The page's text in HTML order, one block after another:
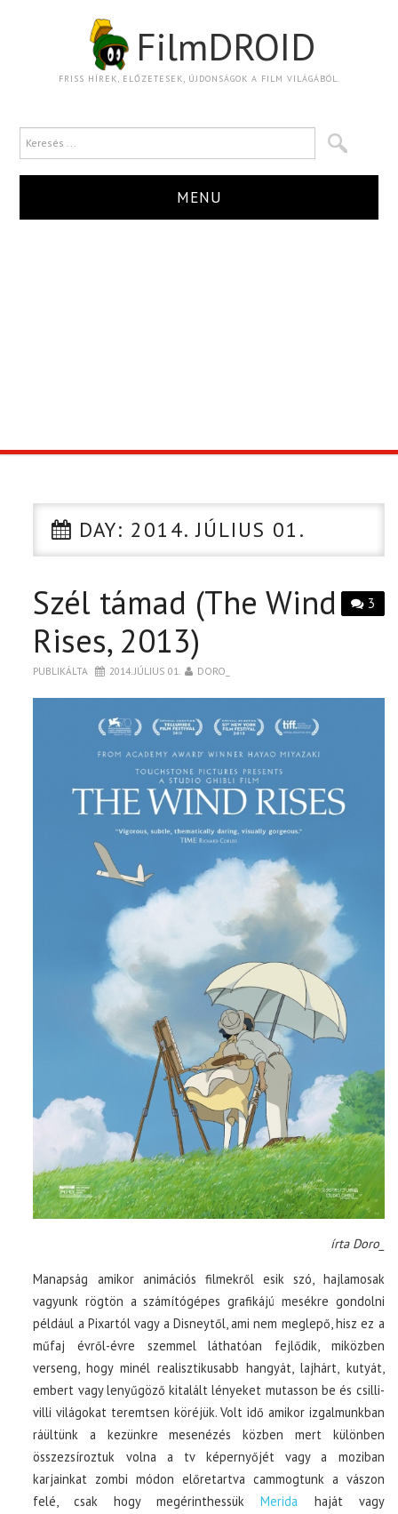
FilmDROID
FRISS HÍREK, ELŐZETESEK, ÚJDONSÁGOK A FILM VILÁGÁBÓL.
MENU
CIKK
PÓLÓ RENDELÉS
DAY: 2014. JÚLIUS 01.
3
Szél támad (The Wind
Rises, 2013)
PUBLIKÁLTA 2014. JÚLIUS 01. DORO_
írta Doro_
Manapság amikor animációs filmekről esik szó, hajlamosak
vagyunk rögtön a számítógépes grafikájú mesékre gondolni
például a Pixartól vagy a Disneytől, ami nem meglepő, hisz ez a
műfaj évről-évre szemmel láthatóan fejlődik, miközben
verseng, hogy minél realisztikusabb hangyát, lajhárt, kutyát,
embert vagy lenyűgöző kitalált lényeket mutasson be és csilli-
villi világokat teremtsen köréjük. Volt idő amikor izgalmunkban
ráültünk a kezünkre mesenézés közben mert különben
összezsíroztuk volna a tv képernyőjét vagy a moziban
karjainkat zombi módon előretartva cammogtunk a vászon
felé, csak hogy megérinthessükMerida haját vagy